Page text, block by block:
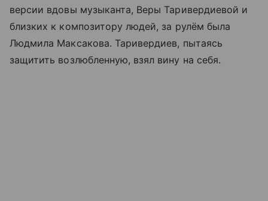
версии вдовы музыканта, Веры Таривердиевой и
близких к композитору людей, за рулём была
Людмила Максакова. Таривердиев, пытаясь
защитить возлюбленную, взял вину на себя.